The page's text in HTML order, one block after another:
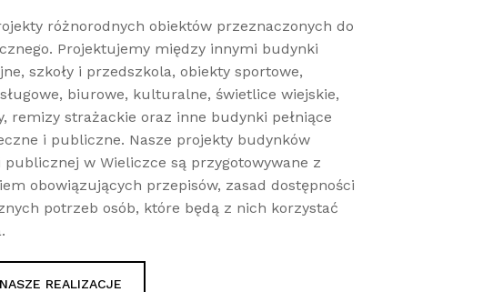
różnorodnych obiektów przeznaczonych do
Projektujemy między innymi budynki
szkoły i przedszkola, obiekty sportowe,
biurowe, kulturalne, świetlice wiejskie,
remizy strażackie oraz inne budynki pełniące
i publiczne. Nasze projekty budynków
publicznej w Wieliczce są przygotowywane z
obowiązujących przepisów, zasad dostępności
potrzeb osób, które będą z nich korzystać
REALIZACJE